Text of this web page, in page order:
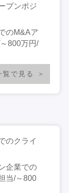
プンポジ
のM&Aア
800万円/
で見る
のクライ
企業での
当/～800